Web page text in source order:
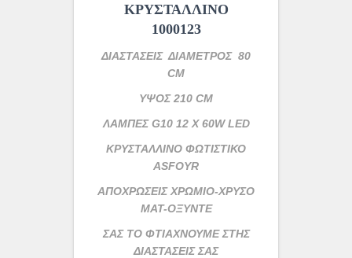
ΚΡΥΣΤΑΛΛΙΝΟ
1000123
ΔΙΑΣΤΑΣΕΙΣ ΔΙΑΜΕΤΡΟΣ 80
CM
ΥΨΟΣ 210 CM
ΛΑΜΠΕΣ G10 12 X 60W LED
ΚΡΥΣΤΑΛΛΙΝΟ ΦΩΤΙΣΤΙΚΟ
ASFOYR
ΑΠΟΧΡΩΣΕΙΣ ΧΡΩΜΙΟ-ΧΡΥΣΟ
ΜΑΤ-ΟΞΥΝΤΕ
ΣΑΣ ΤΟ ΦΤΙΑΧΝΟΥΜΕ ΣΤΗΣ
ΔΙΑΣΤΑΣΕΙΣ ΣΑΣ